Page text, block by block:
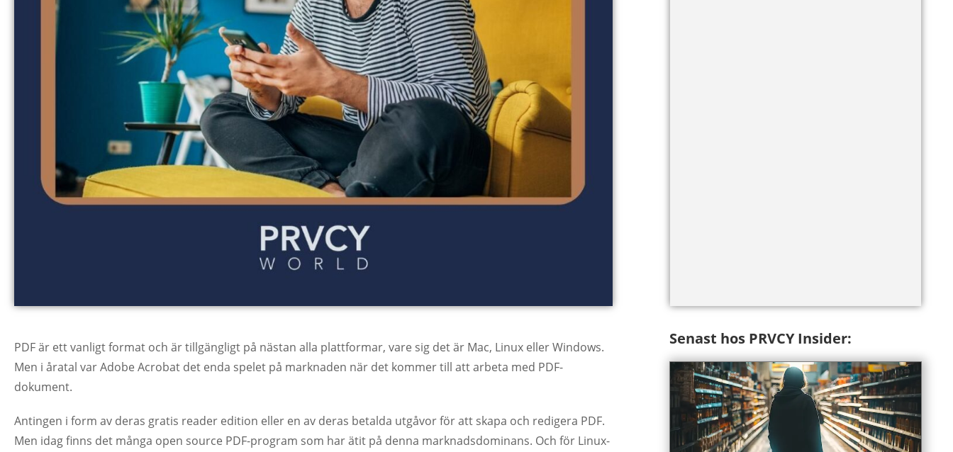
PDF är ett vanligt format och är tillgängligt på nästan alla plattformar, vare sig det är Mac, Linux eller Windows.
Men i åratal var Adobe Acrobat det enda spelet på marknaden när det kommer till att arbeta med PDF-
dokument.
Antingen i form av deras gratis reader edition eller en av deras betalda utgåvor för att skapa och redigera PDF.
Men idag finns det många open source PDF-program som har ätit på denna marknadsdominans. Och för Linux-
Senast hos PRVCY Insider: